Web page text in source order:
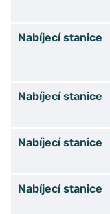
Nabíjecí stanice
Nabíjecí stanice
Nabíjecí stanice
Nabíjecí stanice